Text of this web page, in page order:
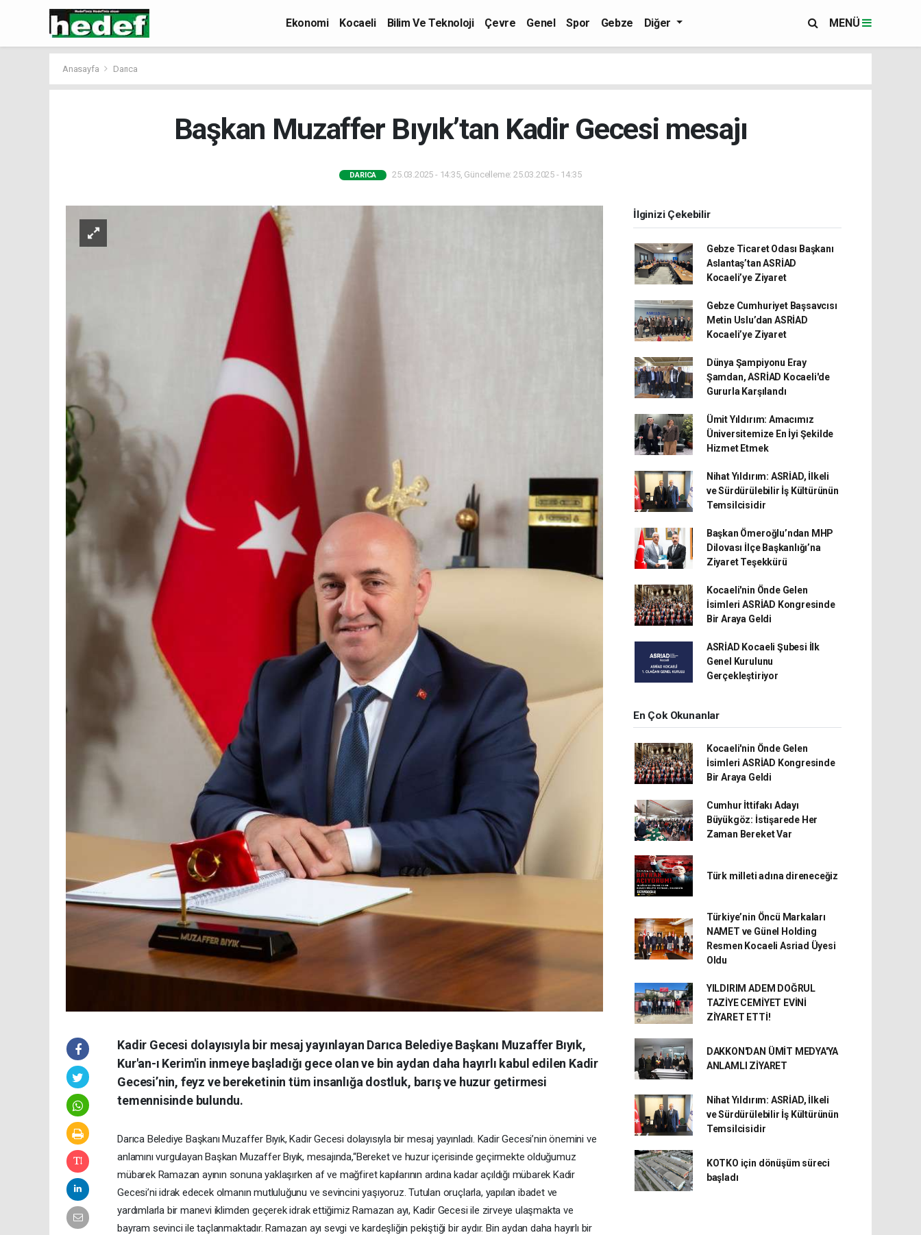
Ekonomi Kocaeli Bilim Ve Teknoloji Çevre Genel Spor Gebze Diğer MENÜ
Anasayfa Darıca
Başkan Muzaffer Bıyık’tan Kadir Gecesi mesajı
DARICA 25.03.2025 - 14:35, Güncelleme: 25.03.2025 - 14:35
Kadir Gecesi dolayısıyla bir mesaj yayınlayan Darıca Belediye Başkanı Muzaffer Bıyık,
Kur'an-ı Kerim'in inmeye başladığı gece olan ve bin aydan daha hayırlı kabul edilen Kadir
Gecesi’nin, feyz ve bereketinin tüm insanlığa dostluk, barış ve huzur getirmesi
temennisinde bulundu.
Darıca Belediye Başkanı Muzaffer Bıyık, Kadir Gecesi dolayısıyla bir mesaj yayınladı. Kadir Gecesi’nin önemini ve
anlamını vurgulayan Başkan Muzaffer Bıyık, mesajında,“Bereket ve huzur içerisinde geçirmekte olduğumuz
mübarek Ramazan ayının sonuna yaklaşırken af ve mağfiret kapılarının ardına kadar açıldığı mübarek Kadir
Gecesi’ni idrak edecek olmanın mutluluğunu ve sevincini yaşıyoruz. Tutulan oruçlarla, yapılan ibadet ve
yardımlarla bir manevi iklimden geçerek idrak ettiğimiz Ramazan ayı, Kadir Gecesi ile zirveye ulaşmakta ve
bayram sevinci ile taçlanmaktadır. Ramazan ayı sevgi ve kardeşliğin pekiştiği bir aydır. Bin aydan daha hayırlı bir
İlginizi Çekebilir
Gebze Ticaret Odası Başkanı
Aslantaş’tan ASRİAD
Kocaeli’ye Ziyaret
Gebze Cumhuriyet Başsavcısı
Metin Uslu’dan ASRİAD
Kocaeli’ye Ziyaret
Dünya Şampiyonu Eray
Şamdan, ASRİAD Kocaeli'de
Gururla Karşılandı
Ümit Yıldırım: Amacımız
Üniversitemize En İyi Şekilde
Hizmet Etmek
Nihat Yıldırım: ASRİAD, İlkeli
ve Sürdürülebilir İş Kültürünün
Temsilcisidir
Başkan Ömeroğlu’ndan MHP
Dilovası İlçe Başkanlığı’na
Ziyaret Teşekkürü
Kocaeli'nin Önde Gelen
İsimleri ASRİAD Kongresinde
Bir Araya Geldi
ASRİAD Kocaeli Şubesi İlk
Genel Kurulunu
Gerçekleştiriyor
En Çok Okunanlar
Kocaeli'nin Önde Gelen
İsimleri ASRİAD Kongresinde
Bir Araya Geldi
Cumhur İttifakı Adayı
Büyükgöz: İstişarede Her
Zaman Bereket Var
Türk milleti adına direneceğiz
Türkiye’nin Öncü Markaları
NAMET ve Günel Holding
Resmen Kocaeli Asriad Üyesi
Oldu
YILDIRIM ADEM DOĞRUL
TAZİYE CEMİYET EVİNİ
ZİYARET ETTİ!
DAKKON'DAN ÜMİT MEDYA'YA
ANLAMLI ZİYARET
Nihat Yıldırım: ASRİAD, İlkeli
ve Sürdürülebilir İş Kültürünün
Temsilcisidir
KOTKO için dönüşüm süreci
başladı